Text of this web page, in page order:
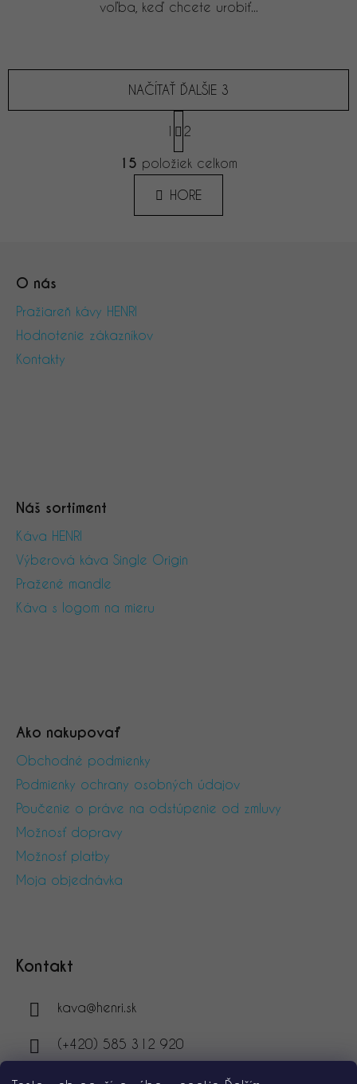
voľba, keď chcete urobiť...
O
v
l
á
d
NAČÍTAŤ ĎALŠIE 3
S
t
r
á
n
k
1 2
15 položiek celkom
HORE
O nás
Pražiareň kávy HENRI
Hodnotenie zákazníkov
Kontakty
Náš sortiment
Káva HENRI
Výberová káva Single Origin
Pražené mandle
Káva s logom na mieru
Ako nakupovať
Obchodné podmienky
Podmienky ochrany osobných údajov
Poučenie o práve na odstúpenie od zmluvy
Možnosť dopravy
Možnosť platby
Moja objednávka
Kontakt
kava@henri.sk
(+420) 585 312 920
(+420) 774 227 074